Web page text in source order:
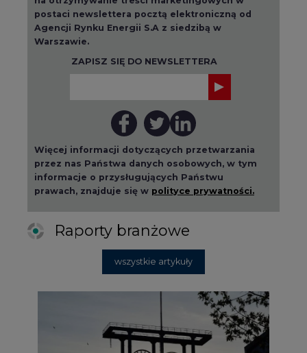
postaci newslettera pocztą elektroniczną od
Agencji Rynku Energii S.A z siedzibą w
Warszawie.
ZAPISZ SIĘ DO NEWSLETTERA
Więcej informacji dotyczących przetwarzania
przez nas Państwa danych osobowych, w tym
informacje o przysługujących Państwu
prawach, znajduje się w polityce prywatności.
Raporty branżowe
wszystkie artykuły